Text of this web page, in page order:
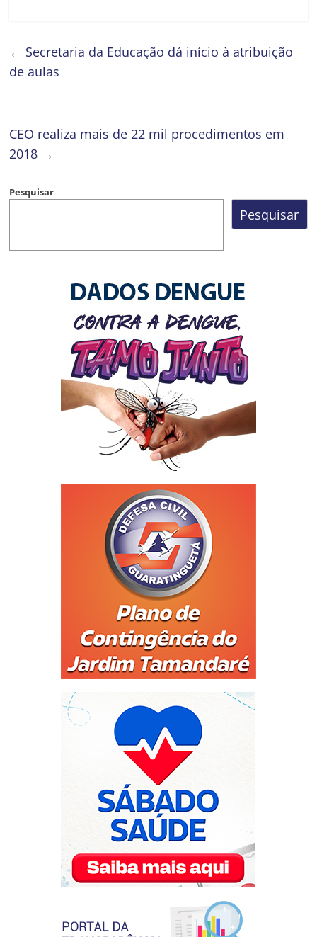
← Secretaria da Educação dá início à atribuição
de aulas
CEO realiza mais de 22 mil procedimentos em
2018 →
Pesquisar
Pesquisar